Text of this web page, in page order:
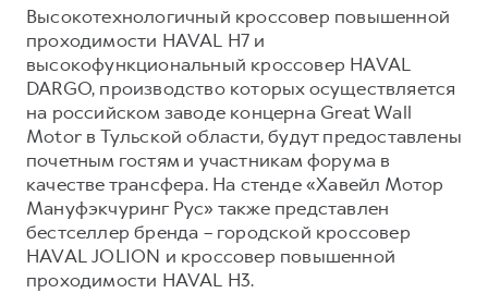
HAVAL Лизинг
АКСЕССУАРЫ HAVAL
Автомобильные аксессуары
Коллекция CITY
Коллекция Базовая
Коллекция Детская
АКСЕССУАРЫ HAVAL
Автомобильные аксессуары
Коллекция CITY
Коллекция Базовая
Коллекция Детская
Высокотехнологичный кроссовер повышенной
проходимости HAVAL H7 и
высокофункциональный кроссовер HAVAL
DARGO, производство которых осуществляется
на российском заводе концерна Great Wall
Motor в Тульской области, будут предоставлены
почетным гостям и участникам форума в
качестве трансфера. На стенде «Хавейл Мотор
Мануфэкчуринг Рус» также представлен
бестселлер бренда – городской кроссовер
HAVAL JOLION и кроссовер повышенной
проходимости HAVAL H3.